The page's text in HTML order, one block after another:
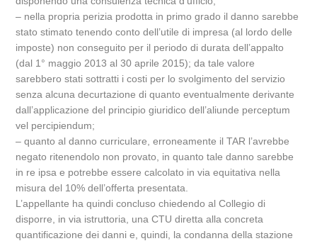
– nella propria perizia prodotta in primo grado il danno sarebbe
stato stimato tenendo conto dell’utile di impresa (al lordo delle
imposte) non conseguito per il periodo di durata dell’appalto
(dal 1° maggio 2013 al 30 aprile 2015); da tale valore
sarebbero stati sottratti i costi per lo svolgimento del servizio
senza alcuna decurtazione di quanto eventualmente derivante
dall’applicazione del principio giuridico dell’aliunde perceptum
vel percipiendum;
– quanto al danno curriculare, erroneamente il TAR l’avrebbe
negato ritenendolo non provato, in quanto tale danno sarebbe
in re ipsa e potrebbe essere calcolato in via equitativa nella
misura del 10% dell’offerta presentata.
L’appellante ha quindi concluso chiedendo al Collegio di
disporre, in via istruttoria, una CTU diretta alla concreta
quantificazione dei danni e, quindi, la condanna della stazione